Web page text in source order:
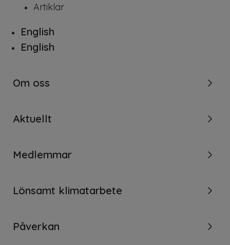
Artiklar
English
English
Om oss
Aktuellt
Medlemmar
Lönsamt klimatarbete
Påverkan